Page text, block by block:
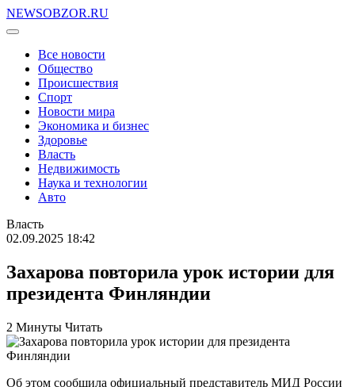
NEWSOBZOR.RU
Все новости
Общество
Происшествия
Спорт
Новости мира
Экономика и бизнес
Здоровье
Власть
Недвижимость
Наука и технологии
Авто
Власть
02.09.2025 18:42
Захарова повторила урок истории для
президента Финляндии
2 Минуты Читать
Об этом сообщила официальный представитель МИД России